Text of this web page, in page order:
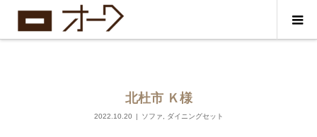
北杜市 Ｋ様
2022.10.20 ソファ ダイニングセット